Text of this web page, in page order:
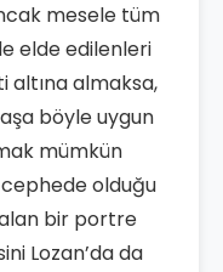
mesele tüm
elde edilenleri
altına almaksa,
böyle uygun
mümkün
cephede olduğu
bir portre
Lozan’da da